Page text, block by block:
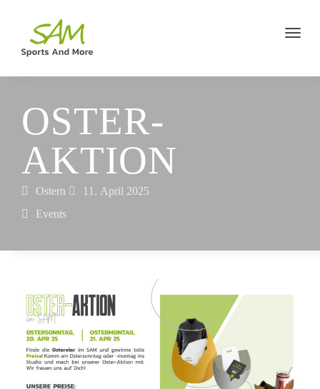
OSTER-
AKTION
Ostern
11. April 2025
Events